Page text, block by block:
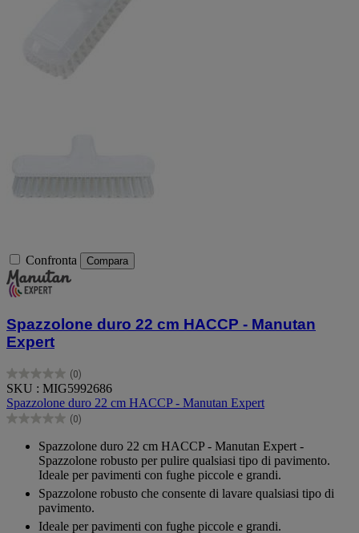
Confronta Compara
Spazzolone duro 22 cm HACCP - Manutan
Expert
(0)
0.0
su
5
stelle.
SKU : MIG5992686
Spazzolone duro 22 cm HACCP - Manutan Expert
(0)
0.0
Spazzolone duro 22 cm HACCP - Manutan Expert -
Spazzolone robusto per pulire qualsiasi tipo di pavimento.
Ideale per pavimenti con fughe piccole e grandi.
Spazzolone robusto che consente di lavare qualsiasi tipo di
pavimento.
Ideale per pavimenti con fughe piccole e grandi.